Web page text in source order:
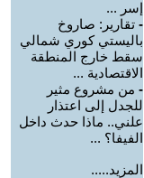
إسر ...
- تقارير: صاروخ
باليستي كوري شمالي
سقط خارج المنطقة
الاقتصادية ...
- من مشروع مثير
للجدل إلى اعتذار
علني.. ماذا حدث داخل
الفيفا؟ ...
المزيد.....